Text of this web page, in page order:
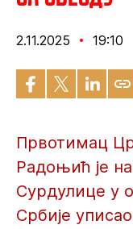
2.11.2025 19:10
Првотимац
Радоњић је
Сурдулице у
Србије